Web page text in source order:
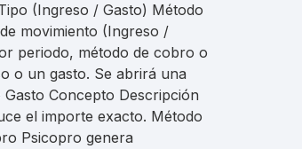
(Ingreso / Gasto) Método
movimiento (Ingreso /
periodo, método de cobro o
o un gasto. Se abrirá una
Concepto Descripción
el importe exacto. Método
Psicopro genera